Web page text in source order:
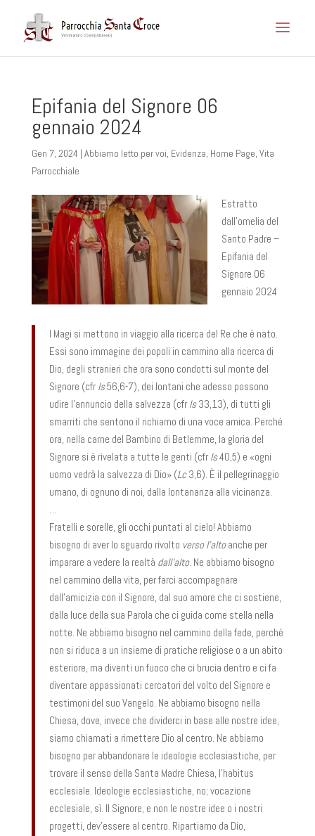
Epifania del Signore 06
gennaio 2024
Gen 7, 2024 | Abbiamo letto per voi, Evidenza, Home Page, Vita
Parrocchiale
Estratto
dall’omelia del
Santo Padre –
Epifania del
Signore 06
gennaio 2024
I Magi si mettono in viaggio alla ricerca del Re che è nato.
Essi sono immagine dei popoli in cammino alla ricerca di
Dio, degli stranieri che ora sono condotti sul monte del
Signore (cfr Is56,6-7), dei lontani che adesso possono
udire l’annuncio della salvezza (cfr Is33,13), di tutti gli
smarriti che sentono il richiamo di una voce amica. Perché
ora, nella carne del Bambino di Betlemme, la gloria del
Signore si è rivelata a tutte le genti (cfr Is40,5) e «ogni
uomo vedrà la salvezza di Dio» (Lc3,6). È il pellegrinaggio
umano, di ognuno di noi, dalla lontananza alla vicinanza.
…
Fratelli e sorelle, gli occhi puntati al cielo! Abbiamo
bisogno di aver lo sguardo rivolto verso l’altoanche per
imparare a vedere la realtà dall’alto. Ne abbiamo bisogno
nel cammino della vita, per farci accompagnare
dall’amicizia con il Signore, dal suo amore che ci sostiene,
dalla luce della sua Parola che ci guida come stella nella
notte. Ne abbiamo bisogno nel cammino della fede, perché
non si riduca a un insieme di pratiche religiose o a un abito
esteriore, ma diventi un fuoco che ci brucia dentro e ci fa
diventare appassionati cercatori del volto del Signore e
testimoni del suo Vangelo. Ne abbiamo bisogno nella
Chiesa, dove, invece che dividerci in base alle nostre idee,
siamo chiamati a rimettere Dio al centro. Ne abbiamo
bisogno per abbandonare le ideologie ecclesiastiche, per
trovare il senso della Santa Madre Chiesa, l’habitus
ecclesiale. Ideologie ecclesiastiche, no; vocazione
ecclesiale, sì. Il Signore, e non le nostre idee o i nostri
progetti, dev’essere al centro. Ripartiamo da Dio,